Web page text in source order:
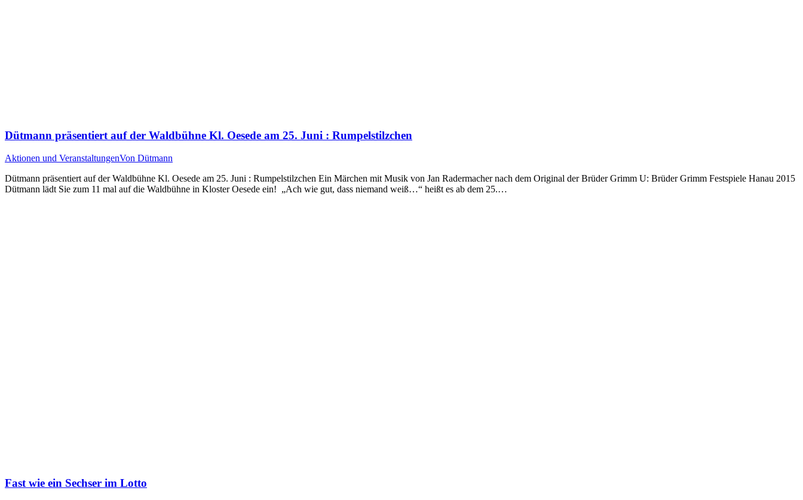
Dütmann präsentiert auf der Waldbühne Kl. Oesede am 25. Juni : Rumpelstilzchen
Aktionen und VeranstaltungenVon Dütmann
Dütmann präsentiert auf der Waldbühne Kl. Oesede am 25. Juni : Rumpelstilzchen Ein Märchen mit Musik von Jan Radermacher nach dem Original der Brüder Grimm U: Brüder Grimm Festspiele Hanau 2015
Dütmann lädt Sie zum 11 mal auf die Waldbühne in Kloster Oesede ein! „Ach wie gut, dass niemand weiß…“ heißt es ab dem 25.…
Fast wie ein Sechser im Lotto